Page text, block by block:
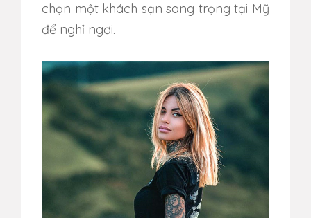
chọn một khách sạn sang trọng tại Mỹ
để nghỉ ngơi.